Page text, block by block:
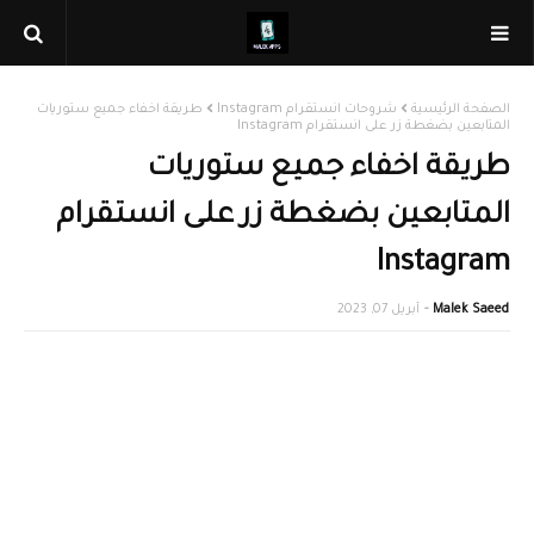
الصفحة الرئيسية شروحات انستقرام Instagram
طريقة اخفاء جميع ستوريات
المتابعين بضغطة زر على انستقرام Instagram
طريقة اخفاء جميع ستوريات
المتابعين بضغطة زر على انستقرام
Instagram
Malek Saeed أبريل 07, 2023